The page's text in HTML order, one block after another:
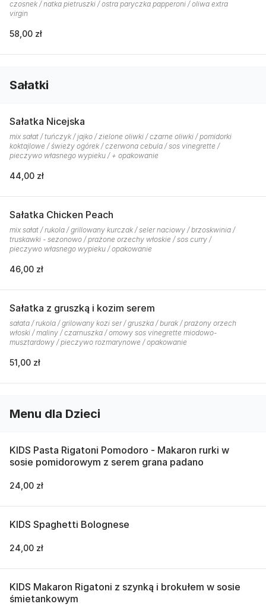
czosnek / natka pietruszki / ostra paryczka papperoni / oliwa extra
virgin
58,00 zł
Sałatki
Sałatka Nicejska
mix sałat / tuńczyk / jajko / zielone oliwki / czarne oliwki / pomidorki
koktajlowe / świeży ogórek / czerwona cebula / sos vinegrette /
pieczywo własnego wypieku / + opakowanie
44,00 zł
Sałatka Chicken Peach
mix sałat / rukola / grillowany kurczak / seler naciowy / brzoskwinia /
truskawki - sezonowo / prażone orzechy włoskie / sos curry /
pieczywo własnego wypieku / opakowanie
46,00 zł
Sałatka z gruszką i kozim serem
sałata / rukola / grilowany kozi ser / gruszka / burak / prażony orzech
włoski / maliny / czarnuszka / omowy sos vinegrette miodowo-
musztardowy / pieczywo rozmarynowe / opakowanie
51,00 zł
Menu dla Dzieci
KIDS Pasta Rigatoni Pomodoro - Makaron rurki w
sosie pomidorowym z serem grana padano
24,00 zł
KIDS Spaghetti Bolognese
24,00 zł
KIDS Makaron Rigatoni z szynką i brokułem w sosie
śmietankowym